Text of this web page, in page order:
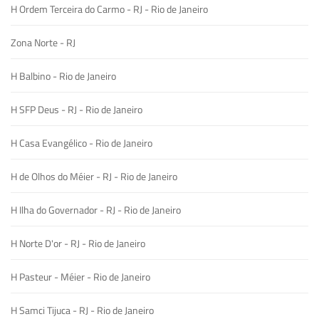
H Ordem Terceira do Carmo - RJ - Rio de Janeiro
Zona Norte - RJ
H Balbino - Rio de Janeiro
H SFP Deus - RJ - Rio de Janeiro
H Casa Evangélico - Rio de Janeiro
H de Olhos do Méier - RJ - Rio de Janeiro
H Ilha do Governador - RJ - Rio de Janeiro
H Norte D'or - RJ - Rio de Janeiro
H Pasteur - Méier - Rio de Janeiro
H Samci Tijuca - RJ - Rio de Janeiro